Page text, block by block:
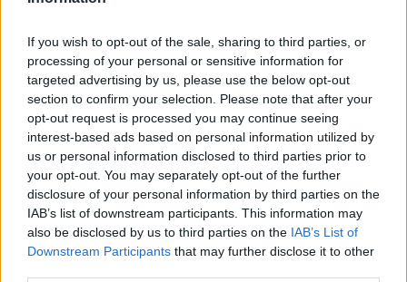
If you wish to opt-out of the sale, sharing to third parties, or
processing of your personal or sensitive information for
targeted advertising by us, please use the below opt-out
section to confirm your selection. Please note that after your
opt-out request is processed you may continue seeing
interest-based ads based on personal information utilized by
us or personal information disclosed to third parties prior to
your opt-out. You may separately opt-out of the further
disclosure of your personal information by third parties on the
IAB’s list of downstream participants. This information may
also be disclosed by us to third parties on the IAB’s List of
Downstream Participants that may further disclose it to other
Te-ar mai putea interesa
Plăcintă cu mere - după rețeta
bunicii